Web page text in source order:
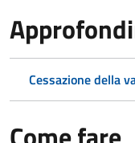
Cessazione della